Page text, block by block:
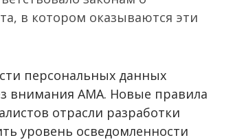
в котором оказываются эти
персональных данных
внимания АМА. Новые правила
отрасли разработки
уровень осведомленности